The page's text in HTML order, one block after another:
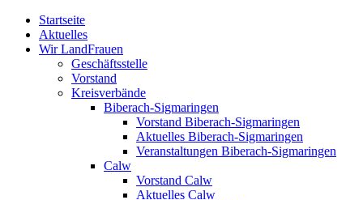
Zum
Inhalt
springen
Startseite
Aktuelles
Wir LandFrauen
Geschäftsstelle
Vorstand
Kreisverbände
Biberach-Sigmaringen
Vorstand Biberach-Sigmaringen
Aktuelles Biberach-Sigmaringen
Veranstaltungen Biberach-Sigmaringen
Calw
Vorstand Calw
Aktuelles Calw